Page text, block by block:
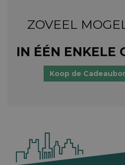
ZOVEEL
IN ÉÉN ENKELE
Koop de